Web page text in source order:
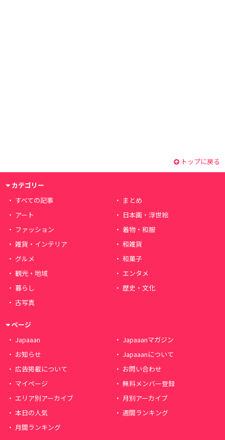
トップに戻る
カテゴリー
すべての記事
まとめ
アート
日本画・浮世絵
ファッション
着物・和服
雑貨・インテリア
和雑貨
グルメ
和菓子
観光・地域
エンタメ
暮らし
歴史・文化
古写真
ページ
Japaaan
Japaaanマガジン
お知らせ
Japaaanについて
広告掲載について
お問い合わせ
マイページ
無料メンバー登録
エリア別アーカイブ
月別アーカイブ
本日の人気
週間ランキング
月間ランキング